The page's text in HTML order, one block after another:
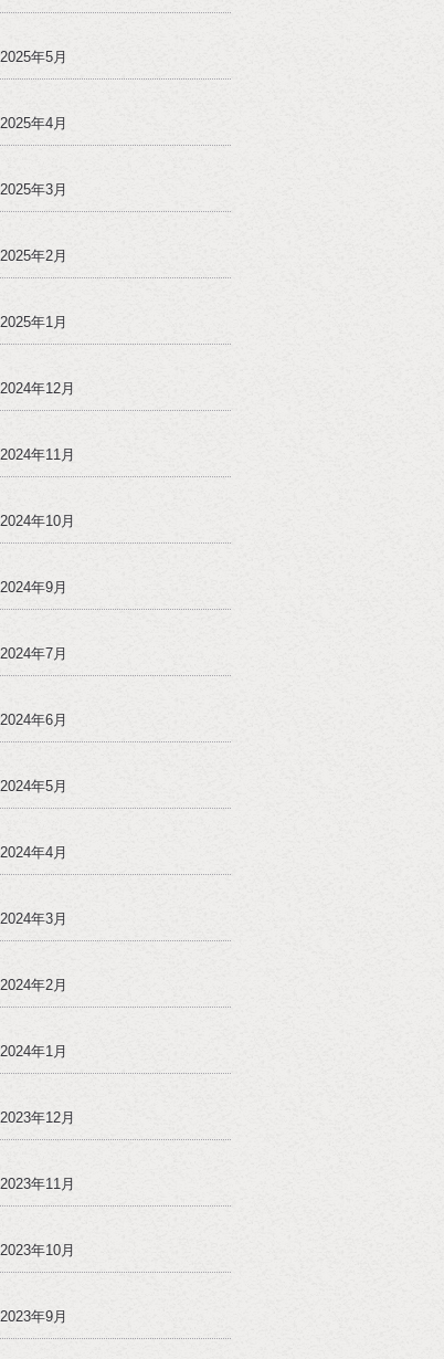
2025年5月
2025年4月
2025年3月
2025年2月
2025年1月
2024年12月
2024年11月
2024年10月
2024年9月
2024年7月
2024年6月
2024年5月
2024年4月
2024年3月
2024年2月
2024年1月
2023年12月
2023年11月
2023年10月
2023年9月